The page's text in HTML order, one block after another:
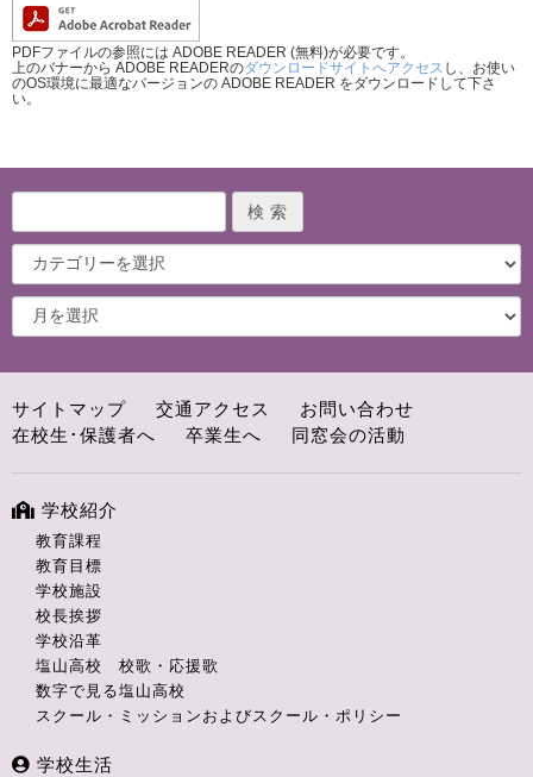
PDFファイルの参照には ADOBE READER (無料)が必要です。
上のバナーから ADOBE READERのダウンロードサイトへアクセス し、お使い
のOS環境に最適なバージョンの ADOBE READER をダウンロードして下さ
い。
サイトマップ 交通アクセス
お問い合わせ
在校生･保護者へ
卒業生へ 同窓会の活動
学校紹介
教育課程
教育目標
学校施設
校長挨拶
学校沿革
塩山高校 校歌・応援歌
数字で見る塩山高校
スクール・ミッションおよびスクール・ポリシー
学校生活